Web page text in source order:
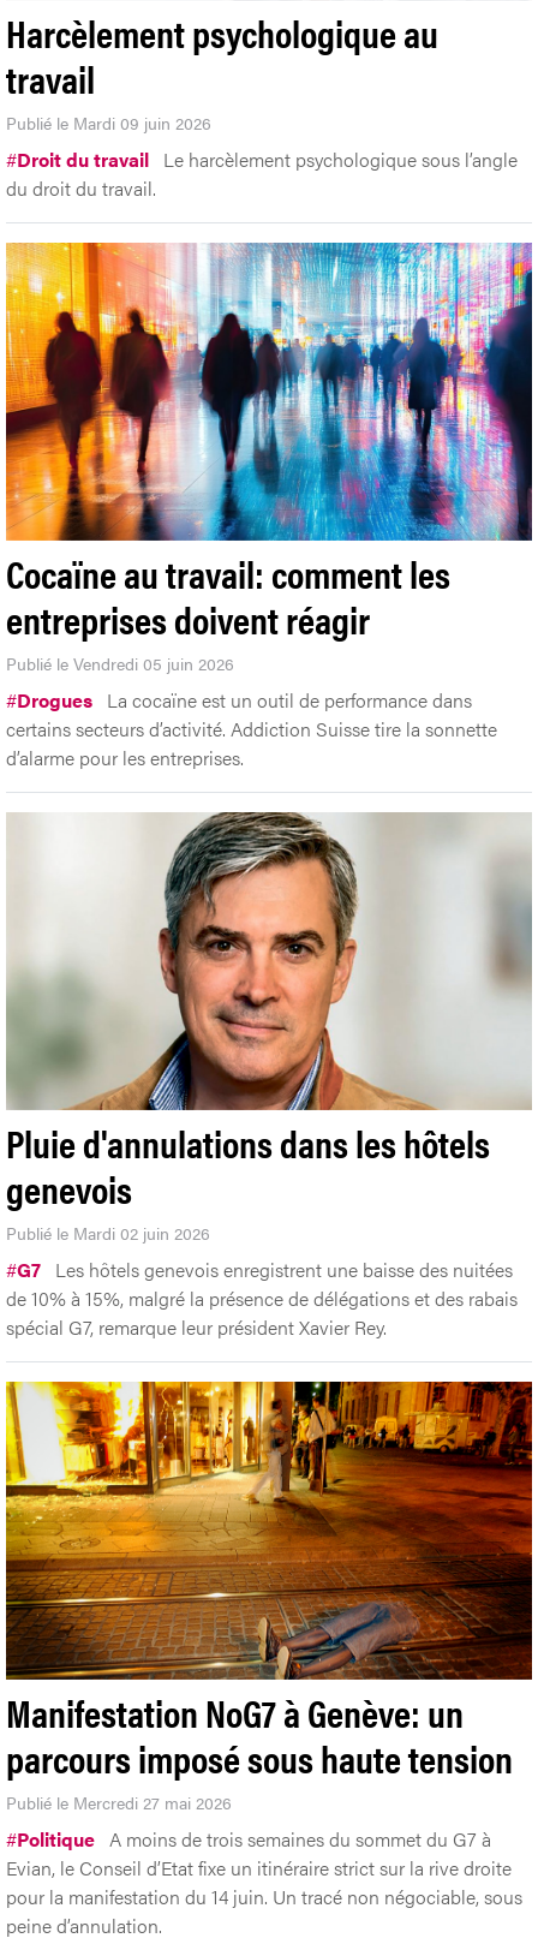
# Droit du travail
Le harcèlement psychologique sous l’angle
du droit du travail.
Cocaïne au travail: comment les
entreprises doivent réagir
Publié le Vendredi 05 juin 2026
#Drogues
La cocaïne est un outil de performance dans
certains secteurs d’activité. Addiction Suisse tire la sonnette
d’alarme pour les entreprises.
Pluie d'annulations dans les hôtels
genevois
Publié le Mardi 02 juin 2026
#G7
Les hôtels genevois enregistrent une baisse des nuitées
de 10% à 15%, malgré la présence de délégations et des rabais
spécial G7, remarque leur président Xavier Rey.
Manifestation NoG7 à Genève: un
parcours imposé sous haute tension
Publié le Mercredi 27 mai 2026
# Politique
A moins de trois semaines du sommet du G7 à
Evian, le Conseil d’Etat fixe un itinéraire strict sur la rive droite
pour la manifestation du 14 juin. Un tracé non négociable, sous
peine d’annulation.